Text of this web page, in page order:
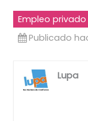
Empleo privado
Publicado
Lupa